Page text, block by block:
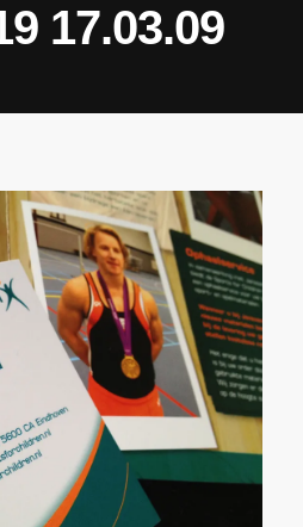
17.03.09